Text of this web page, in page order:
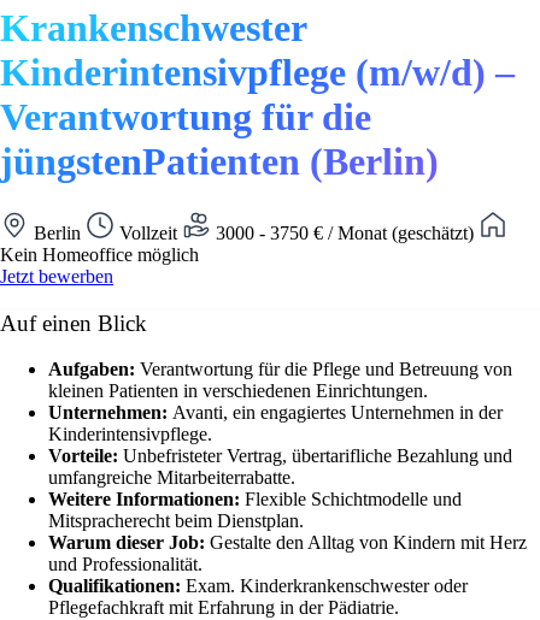
Krankenschwester
Kinderintensivpflege (m/w/d) –
Verantwortung für die
jüngstenPatienten (Berlin)
Berlin Vollzeit
3000 - 3750 € / Monat (geschätzt)
Kein Homeoffice möglich
Jetzt bewerben
Auf einen Blick
Aufgaben: Verantwortung für die Pflege und Betreuung von
kleinen Patienten in verschiedenen Einrichtungen.
Unternehmen: Avanti, ein engagiertes Unternehmen in der
Kinderintensivpflege.
Vorteile: Unbefristeter Vertrag, übertarifliche Bezahlung und
umfangreiche Mitarbeiterrabatte.
Weitere Informationen: Flexible Schichtmodelle und
Mitspracherecht beim Dienstplan.
Warum dieser Job: Gestalte den Alltag von Kindern mit Herz
und Professionalität.
Qualifikationen: Exam. Kinderkrankenschwester oder
Pflegefachkraft mit Erfahrung in der Pädiatrie.